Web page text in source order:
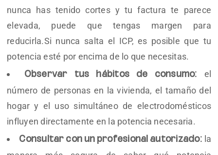
nunca has tenido cortes y tu factura te parece
elevada, puede que tengas margen para
reducirla.Si nunca salta el ICP, es posible que tu
potencia esté por encima de lo que necesitas.
Observar tus hábitos de consumo: el
número de personas en la vivienda, el tamaño del
hogar y el uso simultáneo de electrodomésticos
influyen directamente en la potencia necesaria.
Consultar con un profesional autorizado:la